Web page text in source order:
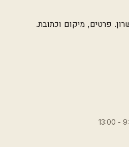
פרטים, מיקום וכתובת.